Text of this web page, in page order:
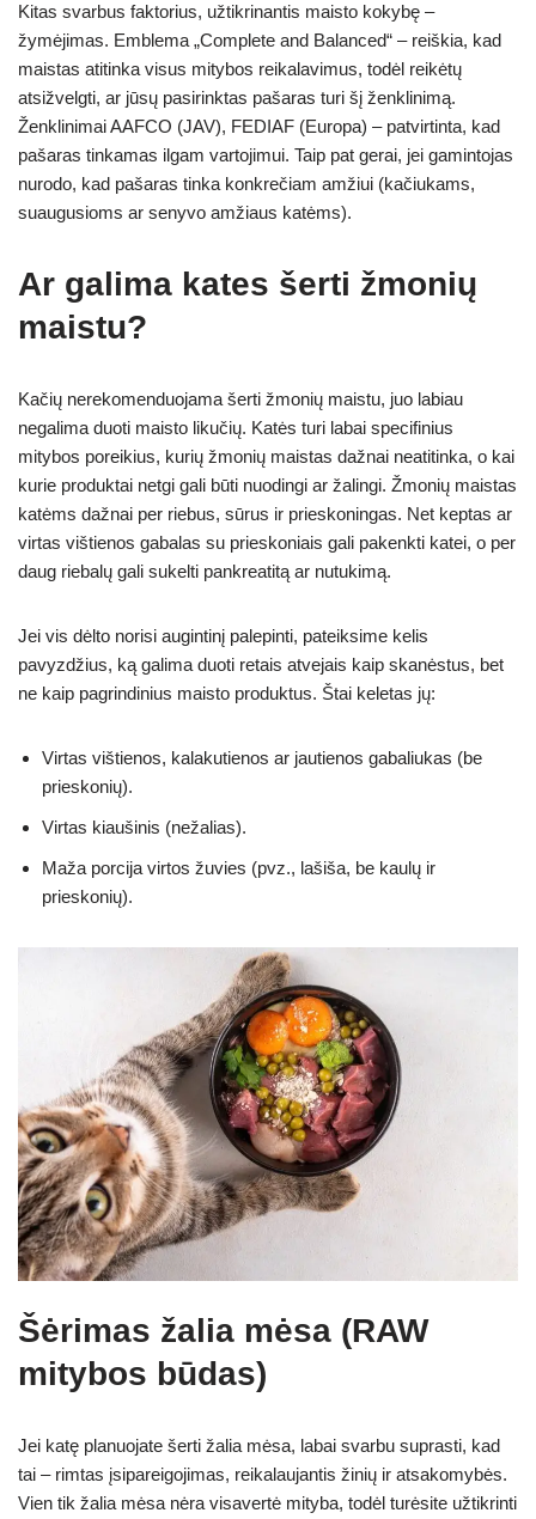
Kitas svarbus faktorius, užtikrinantis maisto kokybę –
žymėjimas. Emblema „Complete and Balanced“ – reiškia, kad
maistas atitinka visus mitybos reikalavimus, todėl reikėtų
atsižvelgti, ar jūsų pasirinktas pašaras turi šį ženklinimą.
Ženklinimai AAFCO (JAV), FEDIAF (Europa) – patvirtinta, kad
pašaras tinkamas ilgam vartojimui. Taip pat gerai, jei gamintojas
nurodo, kad pašaras tinka konkrečiam amžiui (kačiukams,
suaugusioms ar senyvo amžiaus katėms).
Ar galima kates šerti žmonių
maistu?
Kačių nerekomenduojama šerti žmonių maistu, juo labiau
negalima duoti maisto likučių. Katės turi labai specifinius
mitybos poreikius, kurių žmonių maistas dažnai neatitinka, o kai
kurie produktai netgi gali būti nuodingi ar žalingi. Žmonių maistas
katėms dažnai per riebus, sūrus ir prieskoningas. Net keptas ar
virtas vištienos gabalas su prieskoniais gali pakenkti katei, o per
daug riebalų gali sukelti pankreatitą ar nutukimą.
Jei vis dėlto norisi augintinį palepinti, pateiksime kelis
pavyzdžius, ką galima duoti retais atvejais kaip skanėstus, bet
ne kaip pagrindinius maisto produktus. Štai keletas jų:
Virtas vištienos, kalakutienos ar jautienos gabaliukas (be
prieskonių).
Virtas kiaušinis (nežalias).
Maža porcija virtos žuvies (pvz., lašiša, be kaulų ir
prieskonių).
Šėrimas žalia mėsa (RAW
mitybos būdas)
Jei katę planuojate šerti žalia mėsa, labai svarbu suprasti, kad
tai – rimtas įsipareigojimas, reikalaujantis žinių ir atsakomybės.
Vien tik žalia mėsa nėra visavertė mityba, todėl turėsite užtikrinti